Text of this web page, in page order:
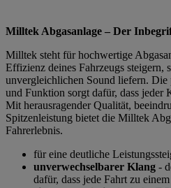
Milltek Abgasanlage – Der
Milltek steht für hochwertige
Effizienz deines Fahrzeugs steigern,
unvergleichlichen Sound liefern. Die
und Funktion sorgt dafür, dass jeder
Mit herausragender Qualität,
Spitzenleistung bietet die Milltek
Fahrerlebnis.
für eine deutliche
unverwechselbarer Klang -
dafür, dass jede Fahrt zu